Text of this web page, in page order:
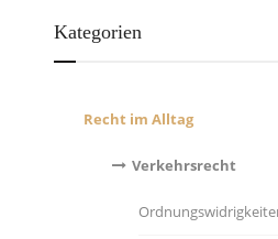
Kategorien
Recht im Alltag
Verkehrsrecht